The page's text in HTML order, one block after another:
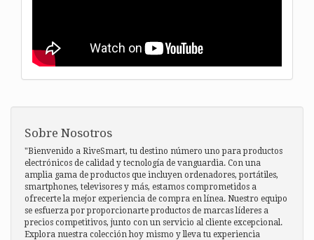
Sobre Nosotros
"Bienvenido a RiveSmart, tu destino número uno para productos
electrónicos de calidad y tecnología de vanguardia. Con una
amplia gama de productos que incluyen ordenadores, portátiles,
smartphones, televisores y más, estamos comprometidos a
ofrecerte la mejor experiencia de compra en línea. Nuestro equipo
se esfuerza por proporcionarte productos de marcas líderes a
precios competitivos, junto con un servicio al cliente excepcional.
Explora nuestra colección hoy mismo y lleva tu experiencia